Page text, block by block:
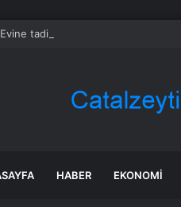
Evine tadilat yapan çift, gizli
HABER EKONOMI